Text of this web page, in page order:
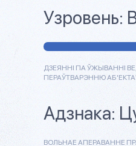
Узровень:
ДЗЕЯННІ ПА ЎЖЫВАННІ
ПЕРАЎТВАРЭННЮ
Адзнака:
ВОЛЬНАЕ АПЕРАВАННЕ